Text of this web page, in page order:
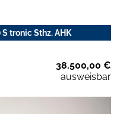
tronic Sthz. AHK
38.500,00 €
ausweisbar